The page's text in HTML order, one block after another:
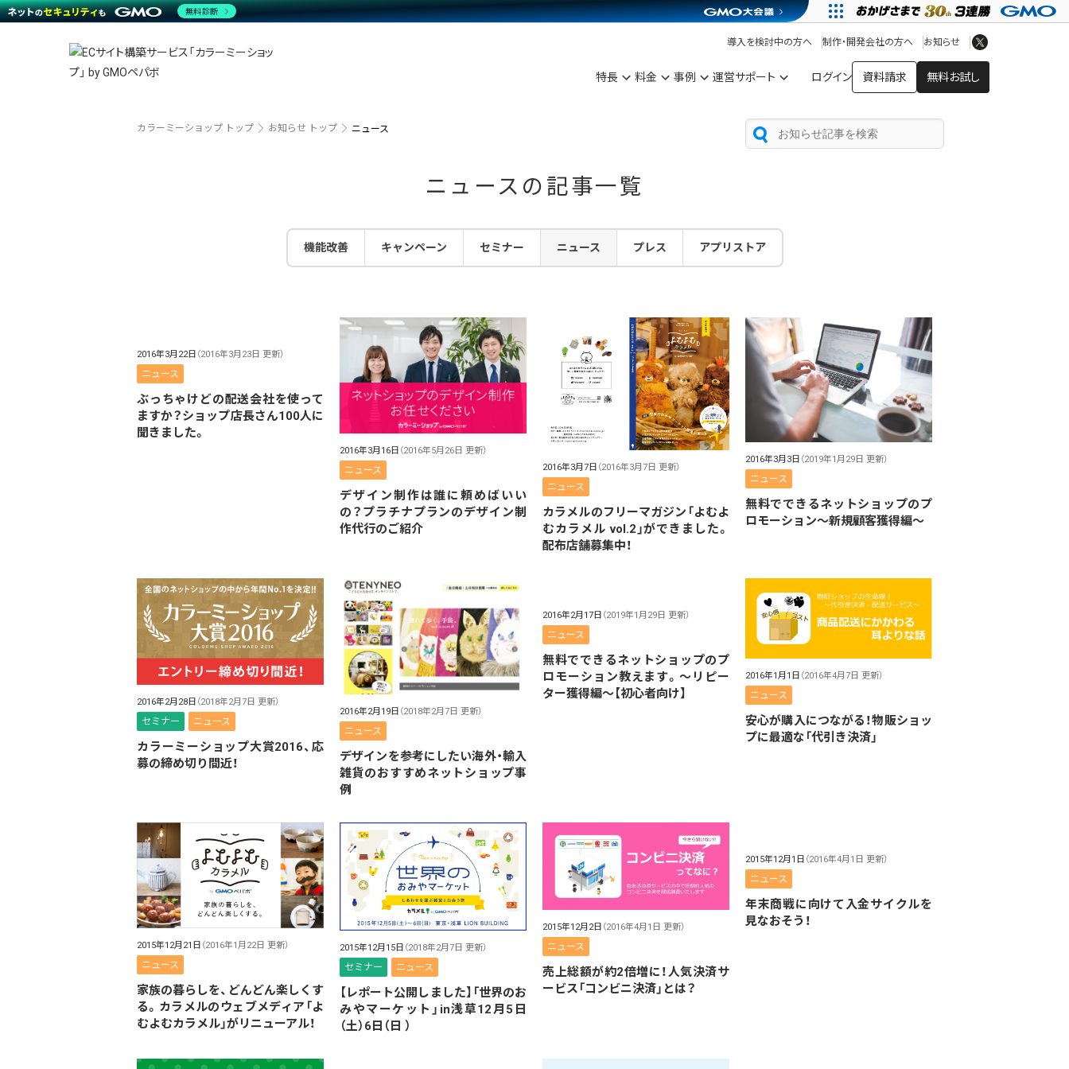
特長 料金 事例 運営サポート ログイン 資料請求 無料お試し
導入を検討中の方へ 制作・開発会社の方へ お知らせ
商材一覧を見る
越境EC（海外販売）
売上につながる集客
顧客ロイヤリティを向上
複数店舗との連携
雑貨販売 アプリストア
料金
料金シミュレーション
事例
運営サポート
サポート一覧を見る
開発・API連携代行
ヘルプを見る
ヘルプセンター
カラーミーショップ トップ お知らせ トップ ニュース
ニュースの記事一覧
機能改善 キャンペーン セミナー ニュース プレス アプリストア
2016年3月22日 （2016年3月23日 更新）
ニュース
ぶっちゃけどの配送会社を使って
ますか？ショップ店長さん100人に
聞きました。
2016年3月16日 （2016年5月26日 更新）
ニュース
デザイン制作は誰に頼めばいい
の？プラチナプランのデザイン制
作代行のご紹介
2016年3月7日 （2016年3月7日 更新）
ニュース
カラメルのフリーマガジン「よむよ
むカラメル vol.2」ができました。
配布店舗募集中！
2016年3月3日 （2019年1月29日 更新）
ニュース
無料でできるネットショップのプ
ロモーション〜新規顧客獲得編〜
2016年2月28日 （2018年2月7日 更新）
セミナー ニュース
カラーミーショップ大賞2016、応
募の締め切り間近！
2016年2月19日 （2018年2月7日 更新）
ニュース
デザインを参考にしたい海外・輸入
雑貨のおすすめネットショップ事
例
2016年2月17日 （2019年1月29日 更新）
ニュース
無料でできるネットショップのプ
ロモーション教えます。〜リピー
ター獲得編〜【初心者向け】
2016年1月1日 （2016年4月7日 更新）
ニュース
安心が購入につながる！物販ショッ
プに最適な「代引き決済」
2015年12月21日 （2016年1月22日 更新）
ニュース
家族の暮らしを、どんどん楽しくす
る。カラメルのウェブメディア「よ
むよむカラメル」がリニューアル！
2015年12月15日 （2018年2月7日 更新）
セミナー ニュース
【レポート公開しました】「世界のお
みやマーケット」in浅草12月5日
（土）6日（日 ）
2015年12月2日 （2016年4月1日 更新）
ニュース
売上総額が約2倍増に！人気決済サ
ービス「コンビニ決済」とは？
2015年12月1日 （2016年4月1日 更新）
ニュース
年末商戦に向けて入金サイクルを
見なおそう！
無料診断